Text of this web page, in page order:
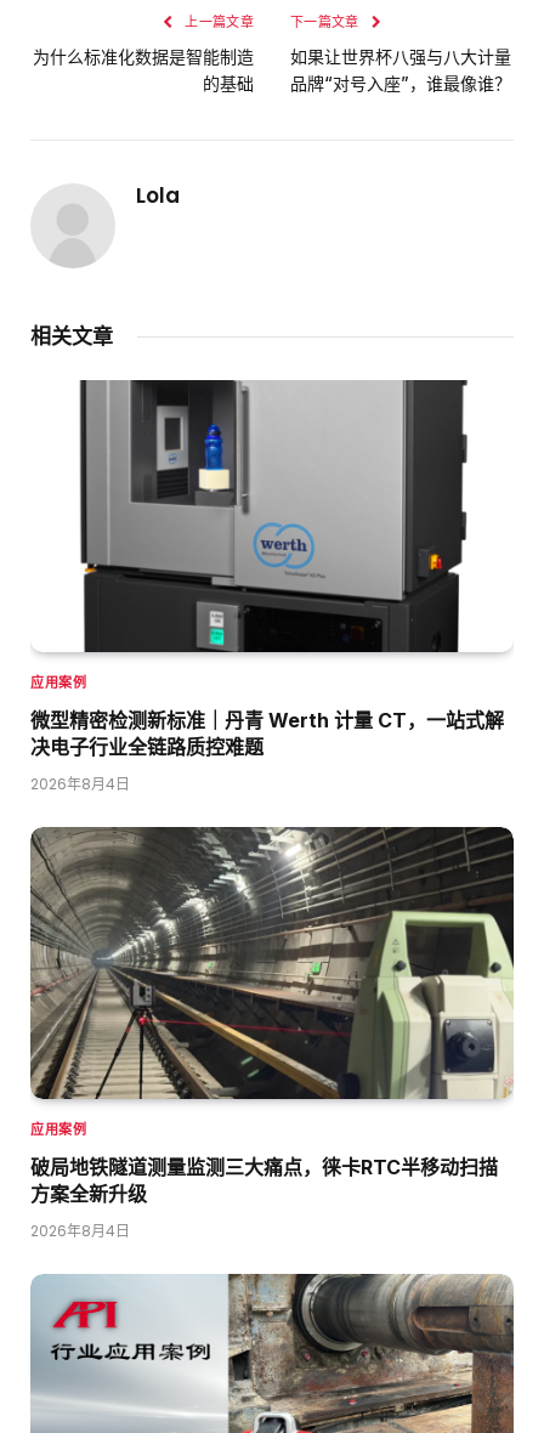
上一篇文章
为什么标准化数据是智能制造
的基础
下一篇文章
如果让世界杯八强与八大计量
品牌“对号入座”，谁最像谁？
Lola
相关文章
应用案例
微型精密检测新标准｜丹青 Werth 计量 CT，一站式解
决电子行业全链路质控难题
2026年8月4日
应用案例
破局地铁隧道测量监测三大痛点，徕卡RTC半移动扫描
方案全新升级
2026年8月4日